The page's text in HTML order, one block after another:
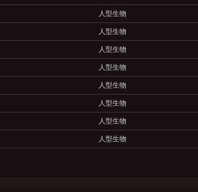
人型生物
人型生物
人型生物
人型生物
人型生物
人型生物
人型生物
人型生物